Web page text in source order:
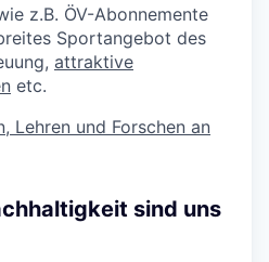
z.B. ÖV-Abonnemente
Sportangebot des
attraktive
etc.
Lehren und Forschen an
sind uns